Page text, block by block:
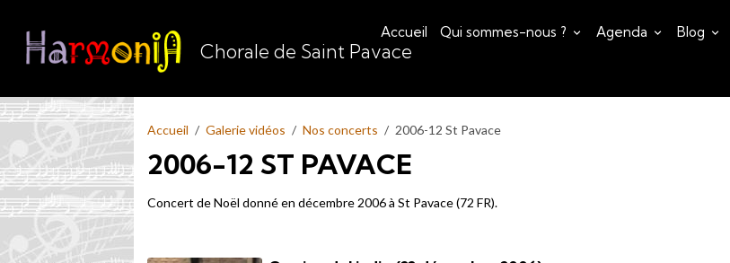
Chorale de Saint Pavace
Accueil Qui sommes-nous ? Agenda Blog
Accueil Galerie vidéos Nos concerts 2006-12 St Pavace
2006-12 ST PAVACE
Concert de Noël donné en décembre 2006 à St Pavace (72 FR).